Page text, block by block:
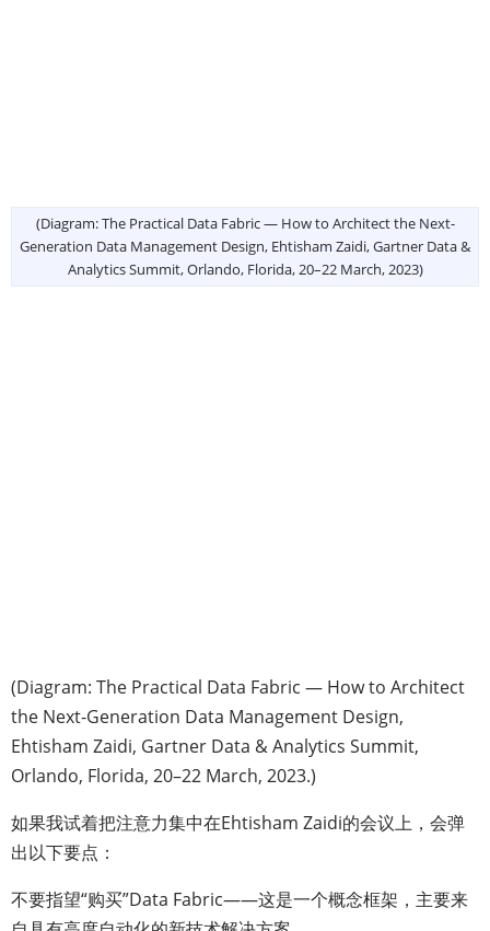
(Diagram: The Practical Data Fabric — How to Architect the Next-
Generation Data Management Design, Ehtisham Zaidi, Gartner Data &
Analytics Summit, Orlando, Florida, 20–22 March, 2023)
(Diagram: The Practical Data Fabric — How to Architect
the Next-Generation Data Management Design,
Ehtisham Zaidi, Gartner Data & Analytics Summit,
Orlando, Florida, 20–22 March, 2023.)
如果我试着把注意力集中在Ehtisham Zaidi的会议上，会弹
出以下要点：
不要指望“购买”Data Fabric——这是一个概念框架，主要来